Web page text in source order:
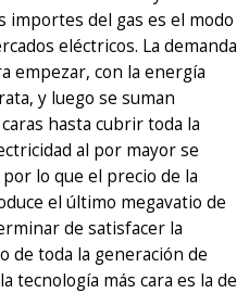
importes del gas es el modo
eléctricos. La demanda
empezar, con la energía
y luego se suman
hasta cubrir toda la
al por mayor se
lo que el precio de la
el último megavatio de
de satisfacer la
de toda la generación de
tecnología más cara es la de